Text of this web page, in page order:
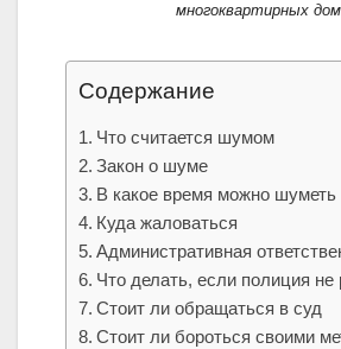
многоквартирных
Содержание
Что считается шумом
Закон о шуме
В какое время можно шуметь
Куда жаловаться
Административная
Что делать, если полиция не
Стоит ли обращаться в суд
Стоит ли бороться своими